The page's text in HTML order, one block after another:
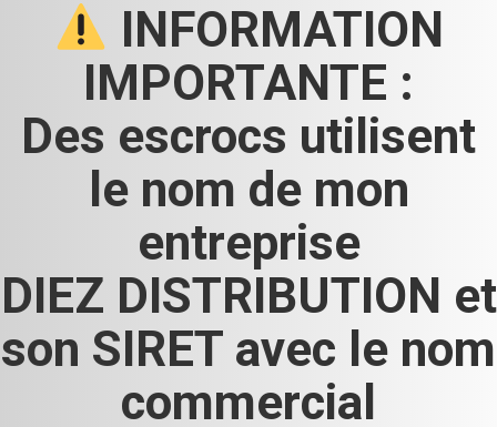
INFORMATION
IMPORTANTE :
Des escrocs utilisent
le nom de mon
entreprise
DIEZ DISTRIBUTION et
son SIRET avec le nom
commercial